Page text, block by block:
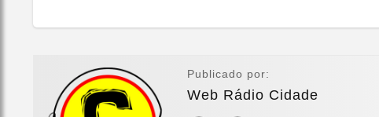
Publicado por:
Web Rádio Cidade